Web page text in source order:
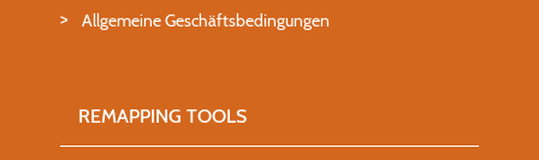
Allgemeine Geschäftsbedingungen
REMAPPING TOOLS